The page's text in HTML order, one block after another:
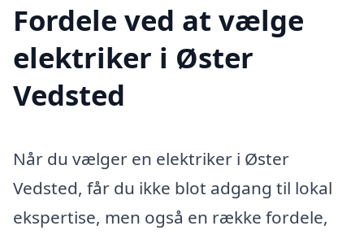
Fordele ved at vælge
elektriker i Øster
Vedsted
Når du vælger en elektriker i Øster
Vedsted, får du ikke blot adgang til lokal
ekspertise, men også en række fordele,